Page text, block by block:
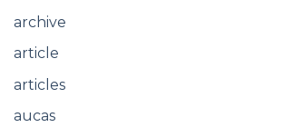
archive
article
articles
aucas